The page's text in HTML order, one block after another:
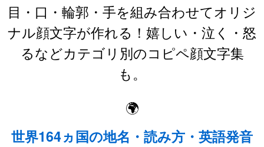
目・口・輪郭・手を組み合わせてオリジ
ナル顔文字が作れる！嬉しい・泣く・怒
るなどカテゴリ別のコピペ顔文字集
も。
🌍
世界164ヵ国の地名・読み方・英語発音